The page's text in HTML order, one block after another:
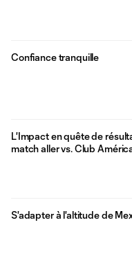
Confiance tranquille
L'Impact en quête de
match aller vs. Club
S'adapter à l'altitude de